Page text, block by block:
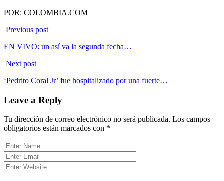
POR: COLOMBIA.COM
Previous post
EN VIVO: un así va la segunda fecha…
Next post
‘Pedrito Coral Jr’ fue hospitalizado por una fuerte…
Leave a Reply
Tu dirección de correo electrónico no será publicada. Los campos
obligatorios están marcados con *